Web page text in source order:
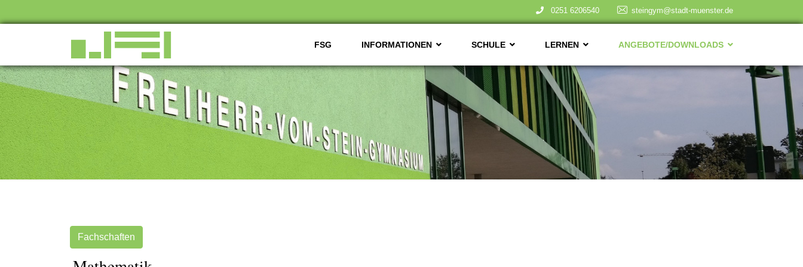
0251 6206540 steingym@stadt-muenster.de
FSG INFORMATIONEN SCHULE LERNEN ANGEBOTE/DOWNLOADS
Fachschaften